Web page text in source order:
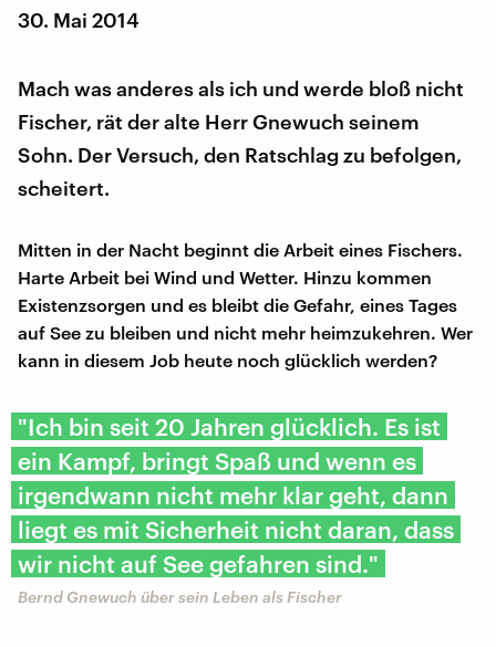
30. Mai 2014
Mach was anderes als ich und werde bloß nicht
Fischer, rät der alte Herr Gnewuch seinem
Sohn. Der Versuch, den Ratschlag zu befolgen,
scheitert.
Mitten in der Nacht beginnt die Arbeit eines Fischers.
Harte Arbeit bei Wind und Wetter. Hinzu kommen
Existenzsorgen und es bleibt die Gefahr, eines Tages
auf See zu bleiben und nicht mehr heimzukehren. Wer
kann in diesem Job heute noch glücklich werden?
"Ich bin seit 20 Jahren glücklich. Es ist
ein Kampf, bringt Spaß und wenn es
irgendwann nicht mehr klar geht, dann
liegt es mit Sicherheit nicht daran, dass
wir nicht auf See gefahren sind."
Bernd Gnewuch über sein Leben als Fischer